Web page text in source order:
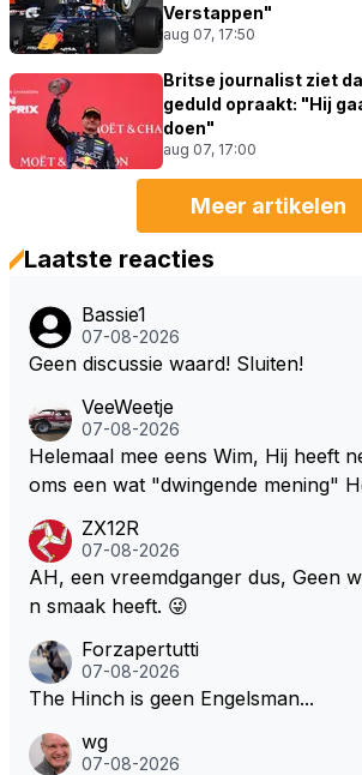
Verstappen"
aug 07, 17:50
Britse journalist ziet
geduld opraakt: "Hij
doen"
aug 07, 17:00
Meer artikelen
Laatste reacties
Bassie1
07-08-2026
Geen discussie waard! Sluiten!
VeeWeetje
07-08-2026
Helemaal mee eens Wim, Hij heeft net als Olav Mol s
oms een wat "dwingende mening"
l bij Windsor op te roepen. Maar in
aces zijn dit leuke berichtjes
ZX12R
07-08-2026
AH, een vreemdganger dus, Geen
n smaak heeft. 😜
Forzapertutti
07-08-2026
The Hinch is geen Engelsman...
wg
07-08-2026